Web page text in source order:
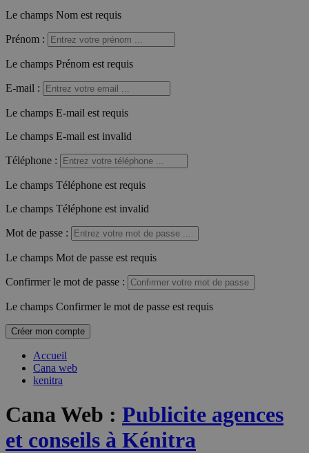
Le champs Nom est requis
Prénom :
Le champs Prénom est requis
E-mail :
Le champs E-mail est requis
Le champs E-mail est invalid
Téléphone :
Le champs Téléphone est requis
Le champs Téléphone est invalid
Mot de passe :
Le champs Mot de passe est requis
Confirmer le mot de passe :
Le champs Confirmer le mot de passe est requis
Créer mon compte
Accueil
Cana web
kenitra
Cana Web : Publicite agences
et conseils à Kénitra